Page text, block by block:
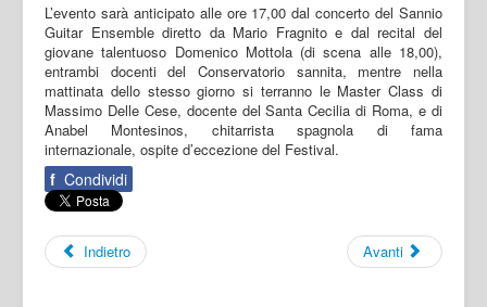
L’evento sarà anticipato alle ore 17,00 dal concerto del Sannio
Guitar Ensemble diretto da Mario Fragnito e dal recital del
giovane talentuoso Domenico Mottola (di scena alle 18,00),
entrambi docenti del Conservatorio sannita, mentre nella
mattinata dello stesso giorno si terranno le Master Class di
Massimo Delle Cese, docente del Santa Cecilia di Roma, e di
Anabel Montesinos, chitarrista spagnola di fama
internazionale, ospite d’eccezione del Festival.
f Condividi
Indietro Avanti